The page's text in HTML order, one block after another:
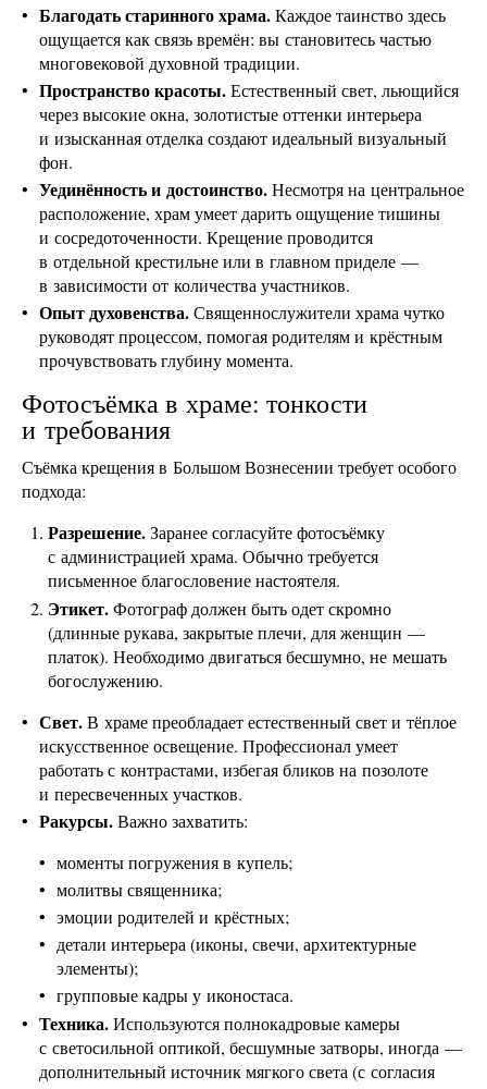
Благодать старинного храма.Каждое таинство здесь
ощущается как связь времён: вы становитесь частью
многовековой духовной традиции.
Пространство красоты.Естественный свет, льющийся
через высокие окна, золотистые оттенки интерьера
и изысканная отделка создают идеальный визуальный
фон.
Уединённость и достоинство.Несмотря на центральное
расположение, храм умеет дарить ощущение тишины
и сосредоточенности. Крещение проводится
в отдельной крестильне или в главном приделе —
в зависимости от количества участников.
Опыт духовенства.Священнослужители храма чутко
руководят процессом, помогая родителям и крёстным
прочувствовать глубину момента.
Фотосъёмка в храме: тонкости
и требования
Съёмка крещения в Большом Вознесении требует особого
подхода:
Разрешение.Заранее согласуйте фотосъёмку
с администрацией храма. Обычно требуется
письменное благословение настоятеля.
Этикет.Фотограф должен быть одет скромно
(длинные рукава, закрытые плечи, для женщин —
платок). Необходимо двигаться бесшумно, не мешать
богослужению.
Свет.В храме преобладает естественный свет и тёплое
искусственное освещение. Профессионал умеет
работать с контрастами, избегая бликов на позолоте
и пересвеченных участков.
Ракурсы.Важно захватить:
моменты погружения в купель;
молитвы священника;
эмоции родителей и крёстных;
детали интерьера (иконы, свечи, архитектурные
элементы);
групповые кадры у иконостаса.
Техника.Используются полнокадровые камеры
с светосильной оптикой, бесшумные затворы, иногда —
дополнительный источник мягкого света (с согласия